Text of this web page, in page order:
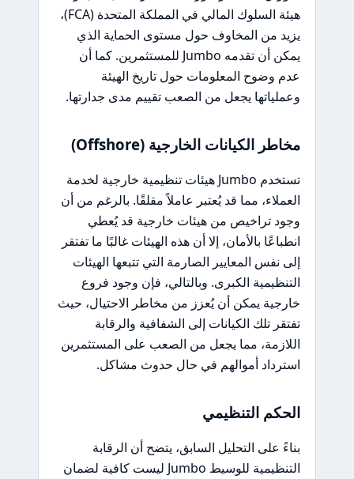
هيئة السلوك المالي في المملكة المتحدة (FCA)،
يزيد من المخاوف حول مستوى الحماية الذي
يمكن أن تقدمه Jumbo للمستثمرين. كما أن
عدم وضوح المعلومات حول تاريخ الهيئة
وعملياتها يجعل من الصعب تقييم مدى جدارتها.
مخاطر الكيانات الخارجية (Offshore)
تستخدم Jumbo هيئات تنظيمية خارجية لخدمة
العملاء، مما قد يُعتبر عاملاً مقلقًا. بالرغم من أن
وجود تراخيص من هيئات خارجية قد يُعطي
انطباعًا بالأمان، إلا أن هذه الهيئات غالبًا ما تفتقر
إلى نفس المعايير الصارمة التي تتبعها الهيئات
التنظيمية الكبرى. وبالتالي، فإن وجود فروع
خارجية يمكن أن يُعزز من مخاطر الاحتيال، حيث
تفتقر تلك الكيانات إلى الشفافية والرقابة
اللازمة، مما يجعل من الصعب على المستثمرين
استرداد أموالهم في حال حدوث مشاكل.
الحكم التنظيمي
بناءً على التحليل السابق، يتضح أن الرقابة
التنظيمية للوسيط Jumbo ليست كافية لضمان